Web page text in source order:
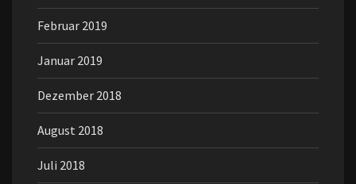
Februar 2019
Januar 2019
Dezember 2018
August 2018
Juli 2018